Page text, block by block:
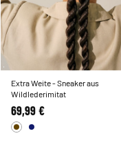
Extra Weite - Sneaker aus
Wildlederimitat
69,99 €